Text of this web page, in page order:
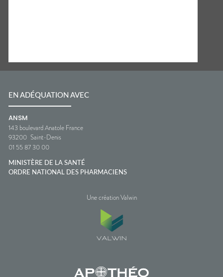
EN ADÉQUATION AVEC
ANSM
143 boulevard Anatole France
93200 Saint-Denis
01 55 87 30 00
MINISTÈRE DE LA SANTÉ
ORDRE NATIONAL DES PHARMACIENS
Une création Valwin